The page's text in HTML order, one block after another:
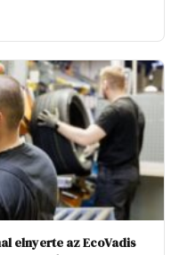
elnyerte az EcoVadis